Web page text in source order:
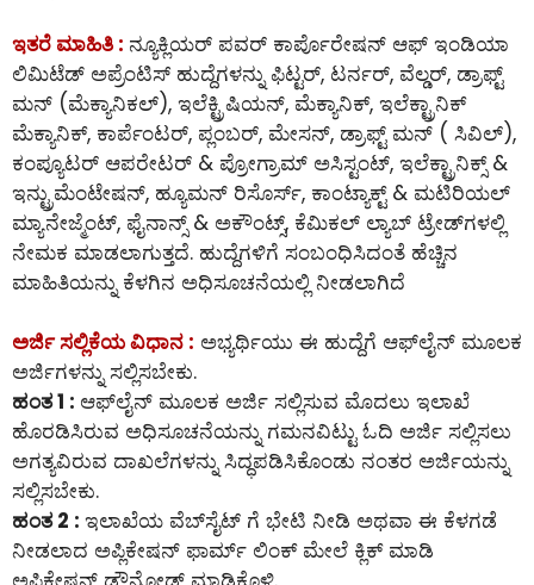
ಇತರೆ ಮಾಹಿತಿ : ನ್ಯೂಕ್ಲಿಯರ್ ಪವರ್ ಕಾರ್ಪೊರೇಷನ್ ಆಫ್ ಇಂಡಿಯಾ
ಲಿಮಿಟೆಡ್ ಅಪ್ರೆಂಟಿಸ್ ಹುದ್ದೆಗಳನ್ನು ಫಿಟ್ಟರ್, ಟರ್ನರ್, ವೆಲ್ಡರ್, ಡ್ರಾಫ್ಟ್
ಮನ್ (ಮೆಕ್ಯಾನಿಕಲ್), ಇಲೆಕ್ಟ್ರಿಷಿಯನ್, ಮೆಕ್ಯಾನಿಕ್, ಇಲೆಕ್ಟ್ರಾನಿಕ್
ಮೆಕ್ಯಾನಿಕ್, ಕಾರ್ಪೆಂಟರ್, ಪ್ಲಂಬರ್, ಮೇಸನ್, ಡ್ರಾಫ್ಟ್ ಮನ್ ( ಸಿವಿಲ್),
ಕಂಪ್ಯೂಟರ್ ಆಪರೇಟರ್ & ಪ್ರೋಗ್ರಾಮ್ ಅಸಿಸ್ಟಂಟ್, ಇಲೆಕ್ಟ್ರಾನಿಕ್ಸ್ &
ಇನ್ಟ್ರುಮೆಂಟೇಷನ್, ಹ್ಯೂಮನ್ ರಿಸೊರ್ಸ್, ಕಾಂಟ್ಯಾಕ್ಟ್ & ಮಟಿರಿಯಲ್
ಮ್ಯಾನೇಜ್ಮೆಂಟ್, ಫೈನಾನ್ಸ್ & ಅಕೌಂಟ್ಸ್, ಕೆಮಿಕಲ್ ಲ್ಯಾಬ್ ಟ್ರೇಡ್‌ಗಳಲ್ಲಿ
ನೇಮಕ ಮಾಡಲಾಗುತ್ತದೆ. ಹುದ್ದೆಗಳಿಗೆ ಸಂಬಂಧಿಸಿದಂತೆ ಹೆಚ್ಚಿನ
ಮಾಹಿತಿಯನ್ನು ಕೆಳಗಿನ ಅಧಿಸೂಚನೆಯಲ್ಲಿ ನೀಡಲಾಗಿದೆ
ಅರ್ಜಿ ಸಲ್ಲಿಕೆಯ ವಿಧಾನ : ಅಭ್ಯರ್ಥಿಯು ಈ ಹುದ್ದೆಗೆ ಆಫ್‌ಲೈನ್‌ ಮೂಲಕ
ಅರ್ಜಿಗಳನ್ನು ಸಲ್ಲಿಸಬೇಕು.
ಹಂತ 1 : ಆಫ್‌ಲೈನ್‌ ಮೂಲಕ ಅರ್ಜಿ ಸಲ್ಲಿಸುವ ಮೊದಲು ಇಲಾಖೆ
ಹೊರಡಿಸಿರುವ ಅಧಿಸೂಚನೆಯನ್ನು ಗಮನವಿಟ್ಟು ಓದಿ ಅರ್ಜಿ ಸಲ್ಲಿಸಲು
ಅಗತ್ಯವಿರುವ ದಾಖಲೆಗಳನ್ನು ಸಿದ್ಧಪಡಿಸಿಕೊಂಡು ನಂತರ ಅರ್ಜಿಯನ್ನು
ಸಲ್ಲಿಸಬೇಕು.
ಹಂತ 2 : ಇಲಾಖೆಯ ವೆಬ್‌ಸೈಟ್ ಗೆ ಭೇಟಿ ನೀಡಿ ಅಥವಾ ಈ ಕೆಳಗಡೆ
ನೀಡಲಾದ ಅಪ್ಲಿಕೇಷನ್ ಫಾರ್ಮ್ ಲಿಂಕ್ ಮೇಲೆ ಕ್ಲಿಕ್ ಮಾಡಿ